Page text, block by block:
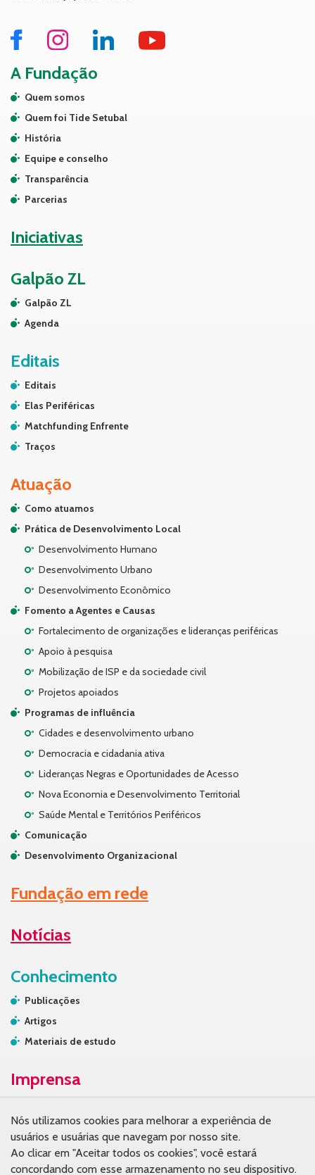
A Fundação
Quem somos
Quem foi Tide Setubal
História
Equipe e conselho
Transparência
Parcerias
Iniciativas
Galpão ZL
Galpão ZL
Agenda
Editais
Editais
Elas Periféricas
Matchfunding Enfrente
Traços
Atuação
Como atuamos
Prática de Desenvolvimento Local
Desenvolvimento Humano
Desenvolvimento Urbano
Desenvolvimento Econômico
Fomento a Agentes e Causas
Fortalecimento de organizações e lideranças periféricas
Apoio à pesquisa
Mobilização de ISP e da sociedade civil
Projetos apoiados
Programas de influência
Cidades e desenvolvimento urbano
Democracia e cidadania ativa
Lideranças Negras e Oportunidades de Acesso
Nova Economia e Desenvolvimento Territorial
Saúde Mental e Territórios Periféricos
Comunicação
Desenvolvimento Organizacional
Fundação em rede
Notícias
Conhecimento
Publicações
Artigos
Materiais de estudo
Imprensa
Releases
Na mídia
Nós utilizamos cookies para melhorar a experiência de
usuários e usuárias que navegam por nosso site.
Ao clicar em "Aceitar todos os cookies", você estará
concordando com esse armazenamento no seu dispositivo.